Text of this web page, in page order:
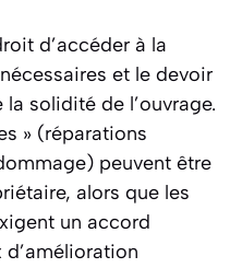
d’accéder à la
et le devoir
solidité de l’ouvrage.
» (réparations
peuvent être
alors que les
un accord